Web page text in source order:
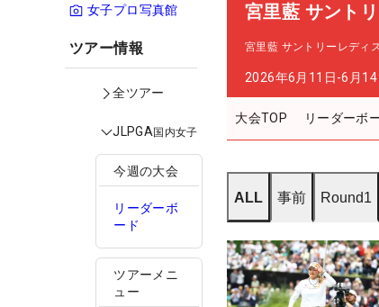
女子プロ写真館
ツアー情報
全ツアー
JLPGA国内女子
今週の大会
リーダーボ
ード
ツアーメニ
ュー
宮里藍 サント
宮里藍 サントリーレディ
2026年6月11日-6月
大会TOP リーダーボ
ALL 事前 Round1